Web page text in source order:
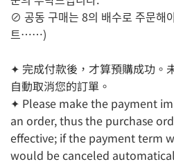
⊘ 공동 구매는 8의 배수로 주문해
트……)
✦ 完成付款後，才算預購成功。
自動取消您的訂單。
✦ Please make the payment
an order, thus the purchase
effective; if the payment term
would be canceled